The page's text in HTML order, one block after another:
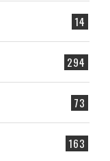
14
294
73
163